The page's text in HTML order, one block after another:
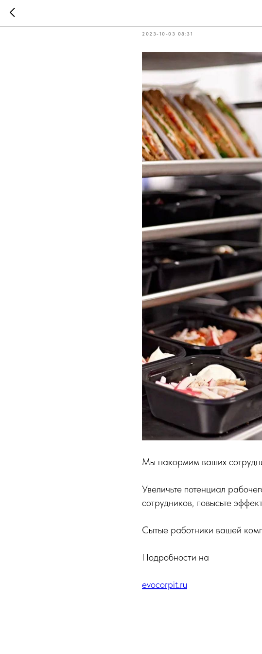
Новости
2023-10-03 08:31
Мы накормим ваших
Увеличьте потенциал
сотрудников, повысьте
Сытые работники вашей
Подробности на
evocorpit.ru